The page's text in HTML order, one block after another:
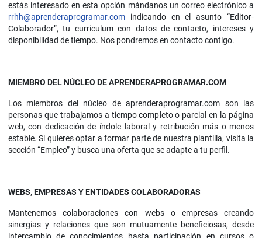
estás interesado en esta opción mándanos un correo electrónico a
rrhh@aprenderaprogramar.comindicando en el asunto “Editor-
Colaborador”, tu curriculum con datos de contacto, intereses y
disponibilidad de tiempo. Nos pondremos en contacto contigo.
MIEMBRO DEL NÚCLEO DE APRENDERAPROGRAMAR.COM
Los miembros del núcleo de aprenderaprogramar.com son las
personas que trabajamos a tiempo completo o parcial en la página
web, con dedicación de índole laboral y retribución más o menos
estable. Si quieres optar a formar parte de nuestra plantilla, visita la
sección “Empleo” y busca una oferta que se adapte a tu perfil.
WEBS, EMPRESAS Y ENTIDADES COLABORADORAS
Mantenemos colaboraciones con webs o empresas creando
sinergias y relaciones que son mutuamente beneficiosas, desde